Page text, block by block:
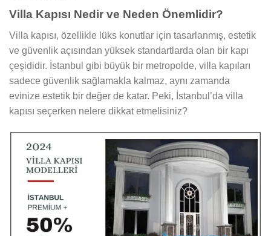
Villa Kapısı Nedir ve Neden Önemlidir?
Villa kapısı, özellikle lüks konutlar için tasarlanmış, estetik
ve güvenlik açısından yüksek standartlarda olan bir kapı
çeşididir. İstanbul gibi büyük bir metropolde, villa kapıları
sadece güvenlik sağlamakla kalmaz, aynı zamanda
evinize estetik bir değer de katar. Peki, İstanbul’da villa
kapısı seçerken nelere dikkat etmelisiniz?